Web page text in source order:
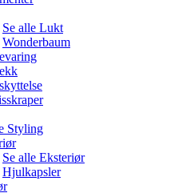
Se alle Lukt
Wonderbaum
Styling
Se alle Eksteriør
Hjulkapsler